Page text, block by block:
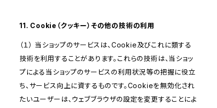
11. Cookie（クッキー）その他の技術の利用
（１） 当ショップのサービスは、Cookie及びこれに類する
技術を利用することがあります。これらの技術は、当ショッ
プによる当ショップのサービスの利用状況等の把握に役立
ち、サービス向上に資するものです。Cookieを無効化され
たいユーザーは、ウェブブラウザの設定を変更することによ